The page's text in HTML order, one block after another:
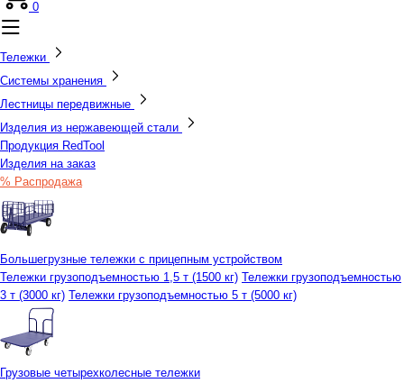
0
Тележки
Системы хранения
Лестницы передвижные
Изделия из нержавеющей стали
Продукция RedTool
Изделия на заказ
% Распродажа
Большегрузные тележки с прицепным устройством
Тележки грузоподъемностью 1,5 т (1500 кг) Тележки грузоподъемностью
3 т (3000 кг) Тележки грузоподъемностью 5 т (5000 кг)
Грузовые четырехколесные тележки